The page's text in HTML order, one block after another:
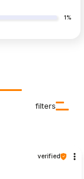
1%
filters
verified